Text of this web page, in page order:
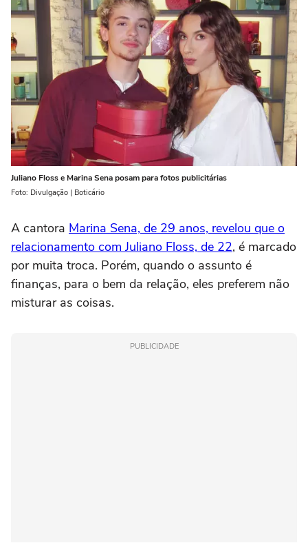
Juliano Floss e Marina Sena posam para fotos publicitárias
Foto: Divulgação | Boticário
A cantora Marina Sena, de 29 anos, revelou que o
relacionamento com Juliano Floss, de 22, é marcado
por muita troca. Porém, quando o assunto é
finanças, para o bem da relação, eles preferem não
misturar as coisas.
PUBLICIDADE